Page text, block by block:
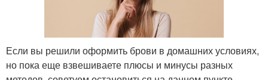
Если вы решили оформить брови в домашних условиях,
но пока еще взвешиваете плюсы и минусы разных